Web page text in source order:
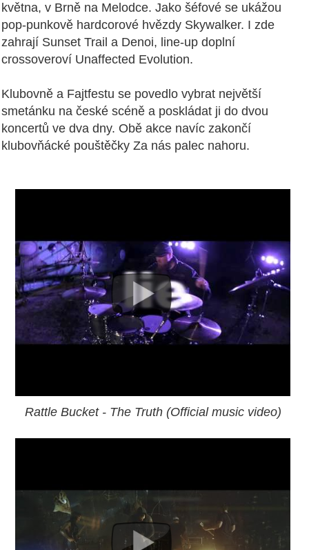
května, v Brně na Melodce. Jako šéfové se ukážou
pop-punkově hardcorové hvězdy Skywalker. I zde
zahrají Sunset Trail a Denoi, line-up doplní
crossoveroví Unaffected Evolution.
Klubovně a Fajtfestu se povedlo vybrat největší
smetánku na české scéně a poskládat ji do dvou
koncertů ve dva dny. Obě akce navíc zakončí
klubovňácké pouštěčky Za nás palec nahoru.
Rattle Bucket - The Truth (Official music video)